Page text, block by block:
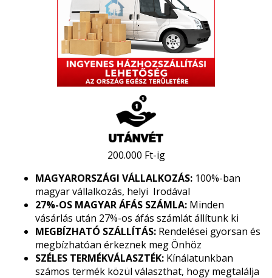
200.000 Ft-ig
MAGYARORSZÁGI VÁLLALKOZÁS: 100%-ban
magyar vállalkozás, helyi Irodával
27%-OS MAGYAR ÁFÁS SZÁMLA: Minden
vásárlás után 27%-os áfás számlát állítunk ki
MEGBÍZHATÓ SZÁLLÍTÁS: Rendelései gyorsan és
megbízhatóan érkeznek meg Önhöz
SZÉLES TERMÉKVÁLASZTÉK: Kínálatunkban
számos termék közül választhat, hogy megtalálja